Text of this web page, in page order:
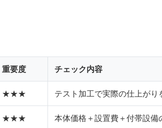
重要度 チェック内容
★★★ テスト加工で実際の仕上がり
★★★ 本体価格＋設置費＋付帯設備